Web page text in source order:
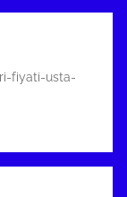
fiyati-usta-